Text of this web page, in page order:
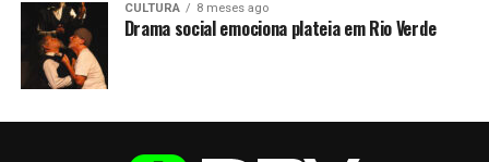
CULTURA 8 meses ago
Drama social emociona plateia em Rio Verde